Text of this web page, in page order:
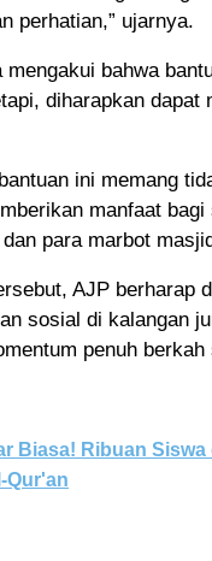
perhatian,” ujarnya.
mengakui bahwa
diharapkan dapat
ini memang
manfaat
para marbot
AJP berharap
sosial di kalangan
penuh
Biasa! Ribuan
Qur'an